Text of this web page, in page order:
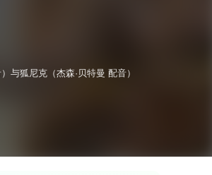
与狐尼克（杰森·贝特曼 配音）